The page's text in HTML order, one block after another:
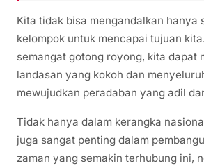
Kita tidak bisa mengandalkan hanya
kelompok untuk mencapai tujuan
semangat gotong royong, kita dapat
landasan yang kokoh dan
mewujudkan peradaban yang adil
Tidak hanya dalam kerangka
juga sangat penting dalam
zaman yang semakin terhubung ini,